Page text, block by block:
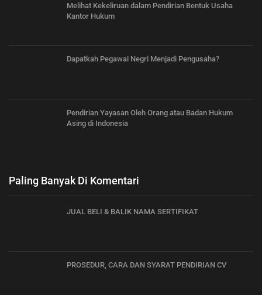
Melihat Kekeliruan dalam Pendirian Bentuk Usaha
Kantor Hukum
Dapatkah Pegawai Negri Menjadi Pengusaha?
Pendirian Yayasan Oleh Orang atau Badan Hukum
Asing di Indonesia
Paling Banyak Di Komentari
JUAL BELI & BALIK NAMA SERTIFIKAT
PROSEDUR, CARA DAN SYARAT PENDIRIAN CV